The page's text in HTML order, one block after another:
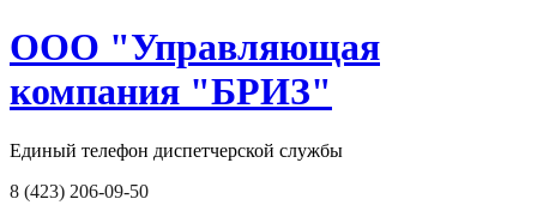
ООО "Управляющая
компания "БРИЗ"
Единый телефон диспетчерской службы
8 (423) 206-09-50